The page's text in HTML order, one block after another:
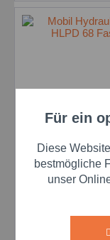
Mobil Hydraulic
HLPD 68 - 208 l
Inhalt 208 Liter (3,68 € * /
Funktionale
Marketing
Für ein
Diese
bestmögliche
unser